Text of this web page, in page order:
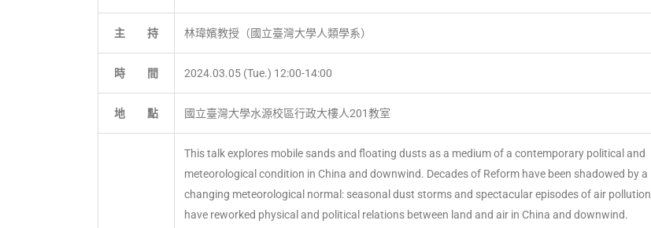
主 持 林瑋嬪教授（國立臺灣大學人類學系）
時 間 2024.03.05 (Tue.) 12:00-14:00
地 點 國立臺灣大學水源校區行政大樓人201教室
This talk explores mobile sands and floating dusts as a medium of a contemporary political and
meteorological condition in China and downwind. Decades of Reform have been shadowed by a
changing meteorological normal: seasonal dust storms and spectacular episodes of air pollution
have reworked physical and political relations between land and air in China and downwind.